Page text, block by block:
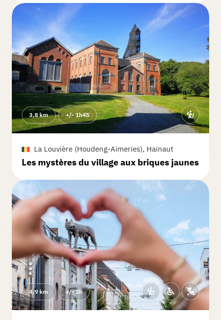
3,8 km +/- 1h45
La Louvière (Houdeng-Aimeries), Hainaut
Les mystères du village aux briques jaunes
4,9 km +/- 2h